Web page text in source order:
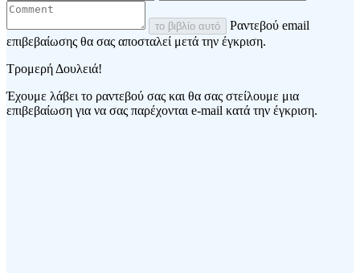
το βιβλίο αυτό
Ραντεβού email
επιβεβαίωσης θα σας αποσταλεί μετά την έγκριση.
Τρομερή Δουλειά!
Έχουμε λάβει το ραντεβού σας και θα σας στείλουμε μια
επιβεβαίωση για να σας παρέχονται e-mail κατά την έγκριση.